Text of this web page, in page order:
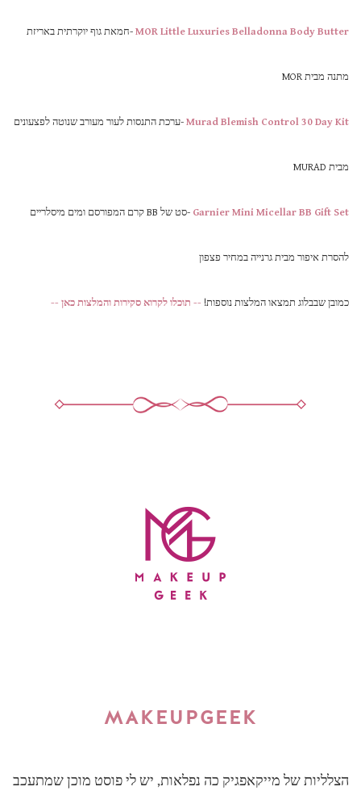
MOR Little Luxuries Belladonna Body Butter -חמאת גוף יוקרתית באריזת
מתנה מבית MOR
Murad Blemish Control 30 Day Kit -ערכת התנסות לעור מעורב שנוטה לפצעונים
מבית MURAD
Garnier Mini Micellar BB Gift Set -סט של BB קרם המפורסם ומים מיסלריים
להסרת איפור מבית גרנייה במחיר פצפון
כמובן שבבלוג תמצאו המלצות נוספות! -- תוכלו לקרוא סקירות והמלצות כאן --
MAKEUPGEEK
הצלליות של מייקאפגיק כה נפלאות, יש לי פוסט מוכן שמתעכב